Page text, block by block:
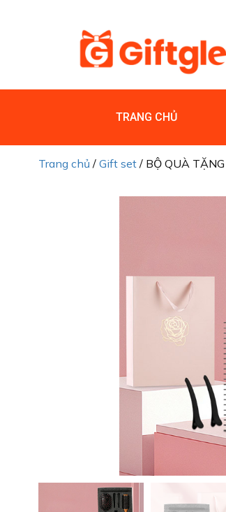
TRANG CHỦ
Trang chủ / Gift set / BỘ QUÀ